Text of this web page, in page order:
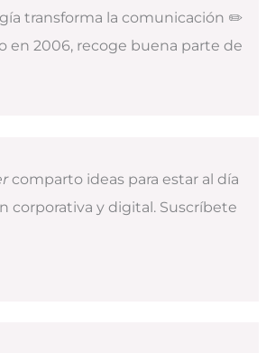
transforma la comunicación ✏️
en 2006, recoge buena parte de
comparto ideas para estar al día
corporativa y digital. Suscríbete